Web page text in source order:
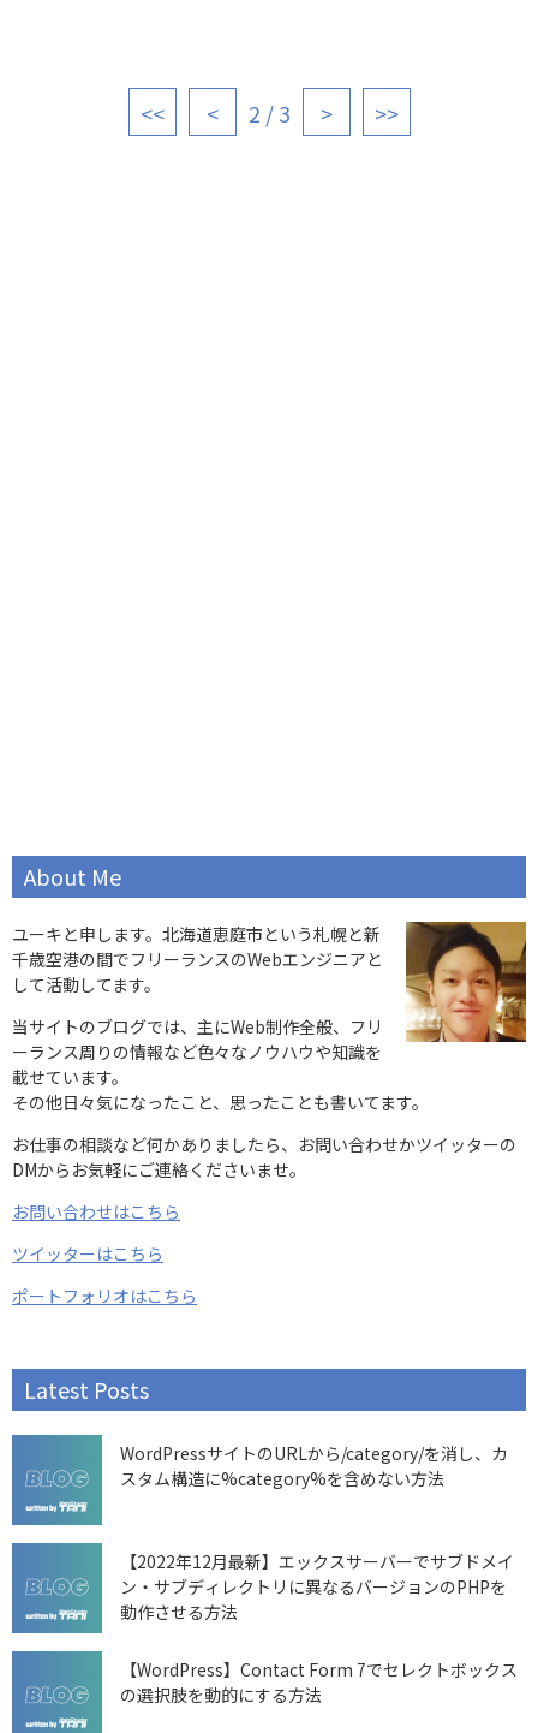
<< < 2 / 3 > >>
About Me
ユーキと申します。北海道恵庭市という札幌と新
千歳空港の間でフリーランスのWebエンジニアと
して活動してます。
当サイトのブログでは、主にWeb制作全般、フリ
ーランス周りの情報など色々なノウハウや知識を
載せています。
その他日々気になったこと、思ったことも書いてます。
お仕事の相談など何かありましたら、お問い合わせかツイッターの
DMからお気軽にご連絡くださいませ。
お問い合わせはこちら
ツイッターはこちら
ポートフォリオはこちら
Latest Posts
WordPressサイトのURLから/category/を消し、カ
スタム構造に%category%を含めない方法
【2022年12月最新】エックスサーバーでサブドメイ
ン・サブディレクトリに異なるバージョンのPHPを
動作させる方法
【WordPress】Contact Form 7でセレクトボックス
の選択肢を動的にする方法